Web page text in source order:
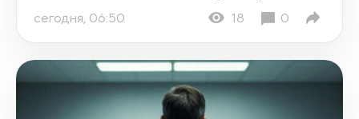
сегодня, 06:50 18 0